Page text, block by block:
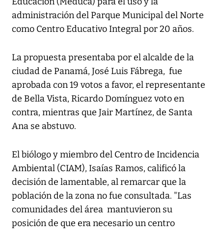
administración del Parque Municipal del Norte
como Centro Educativo Integral por 20 años.
La propuesta presentaba por el alcalde de la
ciudad de Panamá, José Luis Fábrega, fue
aprobada con 19 votos a favor, el representante
de Bella Vista, Ricardo Domínguez voto en
contra, mientras que Jair Martínez, de Santa
Ana se abstuvo.
El biólogo y miembro del Centro de Incidencia
Ambiental (CIAM), Isaías Ramos, calificó la
decisión de lamentable, al remarcar que la
población de la zona no fue consultada. "Las
comunidades del área mantuvieron su
posición de que era necesario un centro